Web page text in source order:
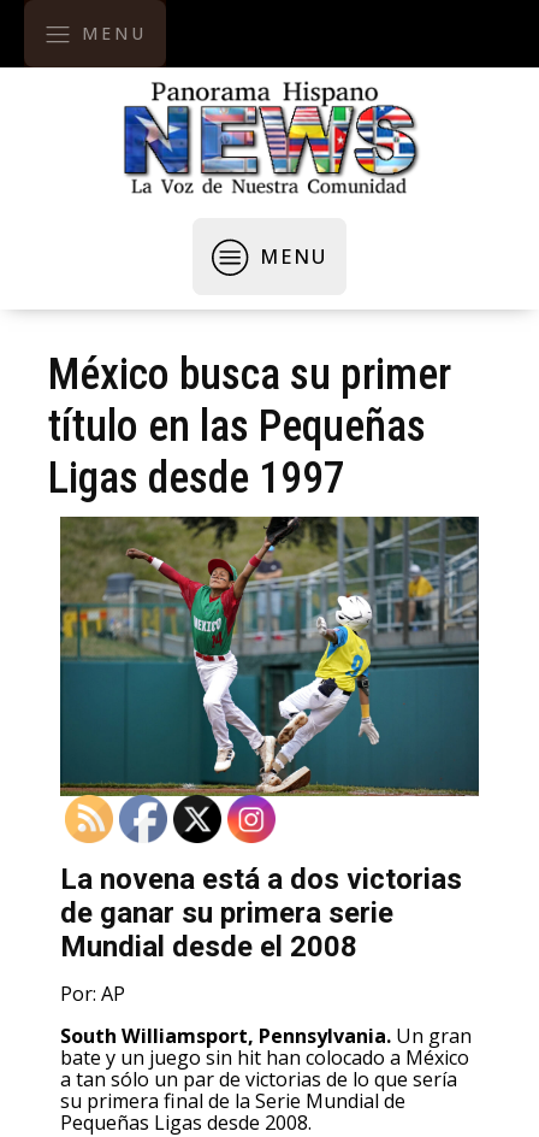
MENU
MENU
México busca su primer
título en las Pequeñas
Ligas desde 1997
La novena está a dos victorias
de ganar su primera serie
Mundial desde el 2008
Por: AP
South Williamsport, Pennsylvania. Un gran
bate y un juego sin hit han colocado a México
a tan sólo un par de victorias de lo que sería
su primera final de la Serie Mundial de
Pequeñas Ligas desde 2008.